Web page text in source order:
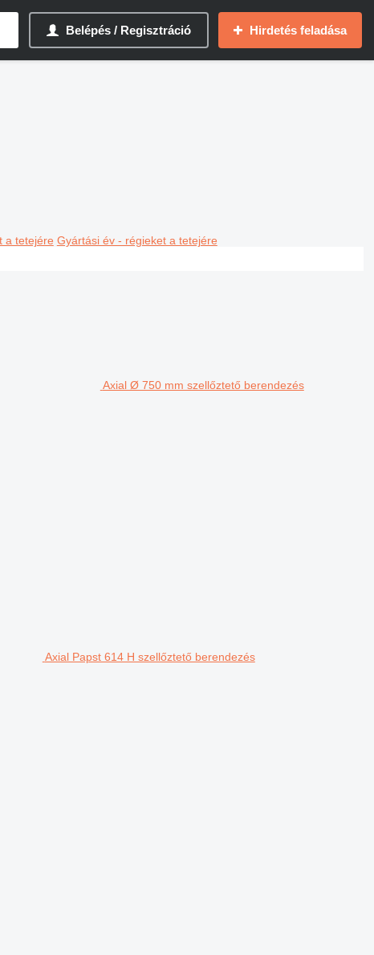
Belépés / Regisztráció Hirdetés feladása
a tetejére Gyártási év - régieket a tetejére
Axial Ø 750 mm szellőztető berendezés
Axial Papst 614 H szellőztető berendezés